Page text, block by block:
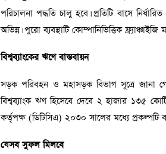
পরিচালনা পদ্ধতি চালু হবে। প্রতিটি বাসে
অভিন্ন। পুরো ব্যবস্থাটি কোম্পানিভিত্তিক
বিশ্বব্যাংকের ঋণে বাস্তবায়ন
সড়ক পরিবহন ও মহাসড়ক বিভাগ সূত্রে জানা
বিশ্বব্যাংক ঋণ হিসেবে দেবে ২ হাজার ১৩৫
কর্তৃপক্ষ (ডিটিসিএ) ২০৩০ সালের মধ্যে প্রকল্পটি
যেসব সুফল মিলবে